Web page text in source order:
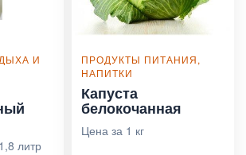
И
литр
ПРОДУКТЫ ПИТАНИЯ,
НАПИТКИ
Капуста
белокочанная
Цена за 1 кг